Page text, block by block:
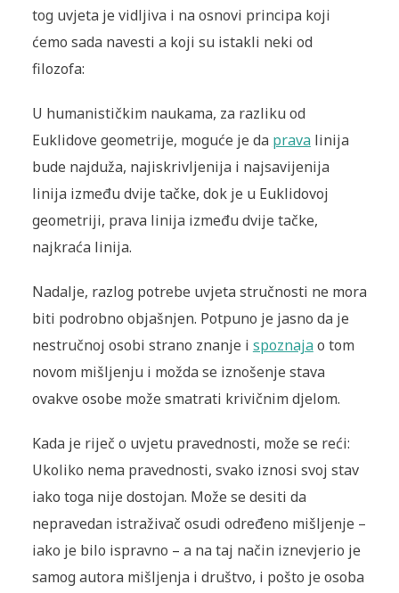
tog uvjeta je vidljiva i na osnovi principa koji
ćemo sada navesti a koji su istakli neki od
filozofa:
U humanističkim naukama, za razliku od
Euklidove geometrije, moguće je da pravalinija
bude najduža, najiskrivljenija i najsavijenija
linija između dvije tačke, dok je u Euklidovoj
geometriji, prava linija između dvije tačke,
najkraća linija.
Nadalje, razlog potrebe uvjeta stručnosti ne mora
biti podrobno objašnjen. Potpuno je jasno da je
nestručnoj osobi strano znanje i spoznajao tom
novom mišljenju i možda se iznošenje stava
ovakve osobe može smatrati krivičnim djelom.
Kada je riječ o uvjetu pravednosti, može se reći:
Ukoliko nema pravednosti, svako iznosi svoj stav
iako toga nije dostojan. Može se desiti da
nepravedan istraživač osudi određeno mišljenje –
iako je bilo ispravno – a na taj način iznevjerio je
samog autora mišljenja i društvo, i pošto je osoba